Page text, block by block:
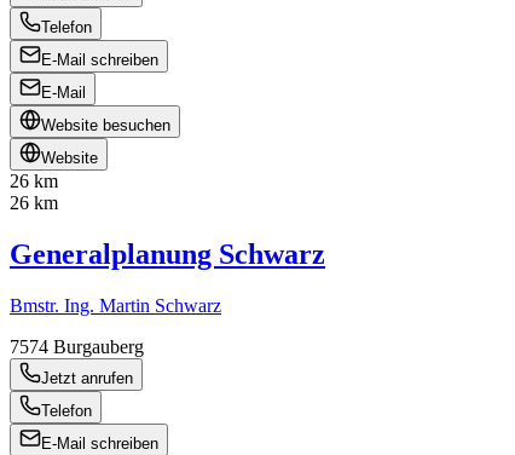
Telefon
E-Mail schreiben
E-Mail
Website besuchen
Website
26 km
26 km
Generalplanung Schwarz
Bmstr. Ing. Martin Schwarz
7574 Burgauberg
Jetzt anrufen
Telefon
E-Mail schreiben